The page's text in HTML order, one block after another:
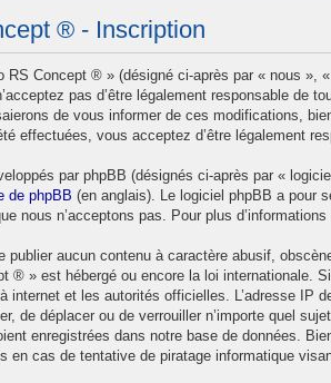
® - Inscription
RS Concept ® » (désigné ci-après par « nous
pas d’être légalement responsable de
de vous informer de ces modifications,
effectuées, vous acceptez d’être légalement
par phpBB (désignés ci-après par «
de phpBB (en anglais). Le logiciel phpBB a pour
nous n’acceptons pas. Pour plus
publier aucun contenu à caractère abusif,
® » est hébergé ou encore la loi internationale.
internet et les autorités officielles. L’adresse
de déplacer ou de verrouiller n’importe quel
enregistrées dans notre base de données.
en cas de tentative de piratage informatique